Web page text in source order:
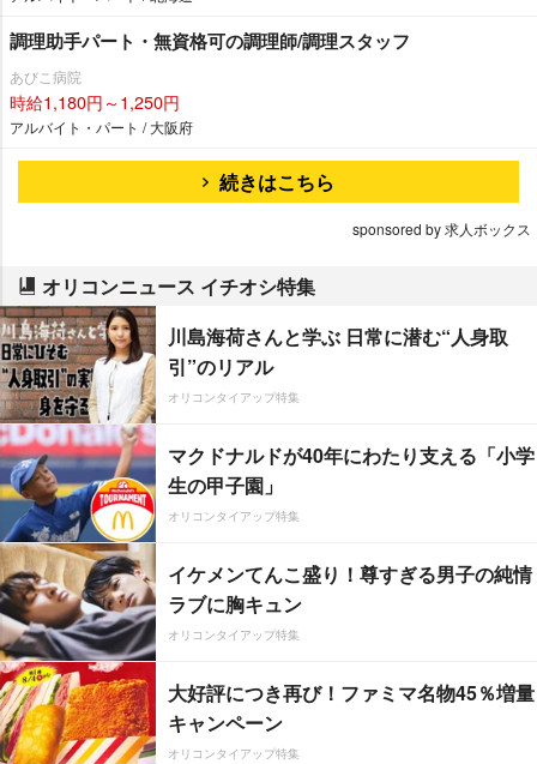
調理助手パート・無資格可の調理師/調理スタッフ
あびこ病院
時給1,180円～1,250円
アルバイト・パート / 大阪府
続きはこちら
sponsored by 求人ボックス
オリコンニュース イチオシ特集
川島海荷さんと学ぶ 日常に潜む“人身取
引”のリアル
オリコンタイアップ特集
マクドナルドが40年にわたり支える「小学
生の甲子園」
オリコンタイアップ特集
イケメンてんこ盛り！尊すぎる男子の純情
ラブに胸キュン
オリコンタイアップ特集
大好評につき再び！ファミマ名物45％増量
キャンペーン
オリコンタイアップ特集